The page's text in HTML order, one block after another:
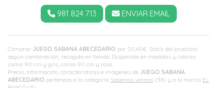
Comprar JUEGO SABANA ABECEDARIO por 20,60€ . Stock del producto
según combinación, recogida en tienda. Disponible en medidas y colores:
cama 90 cm y gris; cama 90 cm y rosa.
Precio, información, características e imágenes de JUEGO SABANA
ABECEDARIO pertenece a la categoría Sabanas verano (38) y a la marca EL
981 824 713 ENVIAR EMAIL